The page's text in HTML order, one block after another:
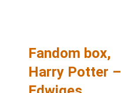
Fandom box,
Harry Potter –